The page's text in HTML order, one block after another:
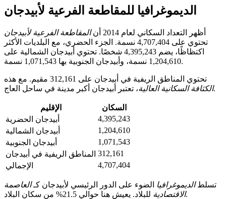
الديموغرافيا للمقاطعة الفرعية لأبيدجان
أظهر التعداد السكاني لعام 2014 أن
المقاطعة الفرعية لأبيدجان
تحتوي على 4,707,404 نسمة. الجزء الحضري، مع البلديات الأكثر
اكتظاظًا، يضم 4,395,243 شخصًا. تحتوي أبيدجان الشمالية على
1,204,610 نسمة، وأبيدجان الجنوبية بها 1,071,543 نسمة.
تحتوي المناطق الريفية في أبيدجان على 312,161 مقيم. مع هذه
الكثافة السكانية العالية، تعتبر أبيدجان أكبر مدينة في ساحل العاج.
الإقليم
السكان
أبيدجان الحضرية
4,395,243
أبيدجان الشمالية
1,204,610
أبيدجان الجنوبية
1,071,543
المناطق الريفية في أبيدجان 312,161
الإجمالي
4,707,404
تسلطالديموغرافيا الضوء على الدور الرئيسي لأبيدجان كـالعاصمة
الاقتصاديةللبلاد. يعيش هنا حوالي 21.5% من سكان البلاد.